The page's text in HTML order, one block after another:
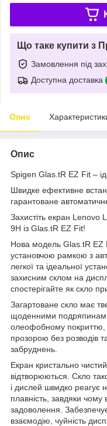
Що таке купити з
Замовлення під
Доступна доставка
Опис
Опис
Spigen Glas.tR EZ Fit –
Швидке ефективне
гарантоване
Захистіть екран Lenovo
9H із Glas.tR EZ Fit!
Нова модель Glas.tR EZ
установчою рамкою з
легкої та ідеальної
захисним склом на
спостерігайте як скло
Загартоване скло має
щоденними
олеофобному покриттю,
прозорою без розводів
забруднень.
Екран кристально
відтворюються. Скло
і дислей швидко реагує
плавність, завдяки
задоволення.
взаємодію, чуйність